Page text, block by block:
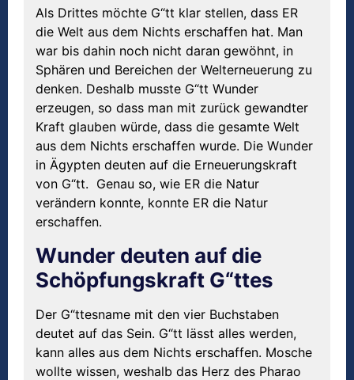
Als Drittes möchte G“tt klar stellen, dass ER
die Welt aus dem Nichts erschaffen hat. Man
war bis dahin noch nicht daran gewöhnt, in
Sphären und Bereichen der Welterneuerung zu
denken. Deshalb musste G“tt Wunder
erzeugen, so dass man mit zurück gewandter
Kraft glauben würde, dass die gesamte Welt
aus dem Nichts erschaffen wurde. Die Wunder
in Ägypten deuten auf die Erneuerungskraft
von G“tt. Genau so, wie ER die Natur
verändern konnte, konnte ER die Natur
erschaffen.
Wunder deuten auf die
Schöpfungskraft G“ttes
Der G“ttesname mit den vier Buchstaben
deutet auf das Sein. G“tt lässt alles werden,
kann alles aus dem Nichts erschaffen. Mosche
wollte wissen, weshalb das Herz des Pharao